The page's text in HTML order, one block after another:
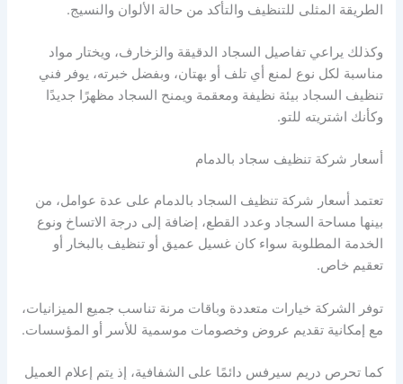
الطريقة المثلى للتنظيف والتأكد من حالة الألوان والنسيج.
وكذلك يراعي تفاصيل السجاد الدقيقة والزخارف، ويختار مواد
مناسبة لكل نوع لمنع أي تلف أو بهتان، وبفضل خبرته، يوفر فني
تنظيف السجاد بيئة نظيفة ومعقمة ويمنح السجاد مظهرًا جديدًا
وكأنك اشتريته للتو.
أسعار شركة تنظيف سجاد بالدمام
تعتمد أسعار شركة تنظيف السجاد بالدمام على عدة عوامل، من
بينها مساحة السجاد وعدد القطع، إضافة إلى درجة الاتساخ ونوع
الخدمة المطلوبة سواء كان غسيل عميق أو تنظيف بالبخار أو
تعقيم خاص.
توفر الشركة خيارات متعددة وباقات مرنة تناسب جميع الميزانيات،
مع إمكانية تقديم عروض وخصومات موسمية للأسر أو المؤسسات.
كما تحرص دريم سيرفس دائمًا على الشفافية، إذ يتم إعلام العميل